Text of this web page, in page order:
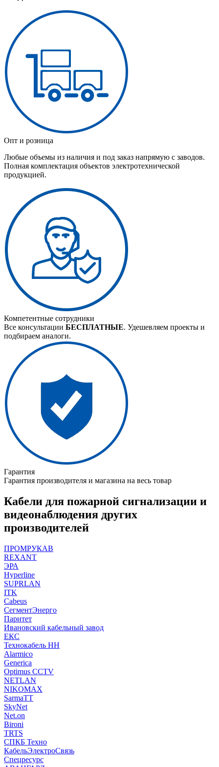
Опт и розница
Любые объемы из наличия и под заказ напрямую с заводов.
Полная комплектация объектов электротехнической
продукцией.
Компетентные сотрудники
Все консультации БЕСПЛАТНЫЕ. Удешевляем проекты и
подбираем аналоги.
Гарантия
Гарантия производителя и магазина на весь товар
Кабели для пожарной сигнализации и
видеонаблюдения других
производителей
ПРОМРУКАВ
REXANT
ЭРА
Hyperline
SUPRLAN
ITK
Cabeus
СегментЭнерго
Паритет
Ивановский кабельный завод
ЕКС
Технокабель НН
Alarmico
Generica
Optimus CCTV
NETLAN
NIKOMAX
SarmaTT
SkyNet
Net.on
Bironi
TRTS
СПКБ Техно
КабельЭлектроСвязь
Спецресурс